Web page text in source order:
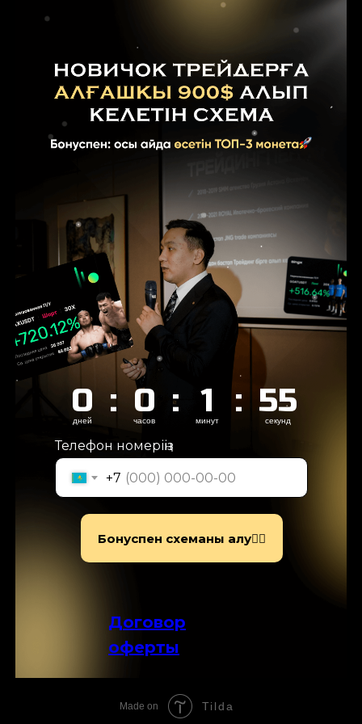
0
дней
: 0
часов
: 1
минут
: 54
секунд
Телефон номеріңіз
+7
Бонуспен схеманы алу👇🏻
Договор
оферты
Made on Tilda